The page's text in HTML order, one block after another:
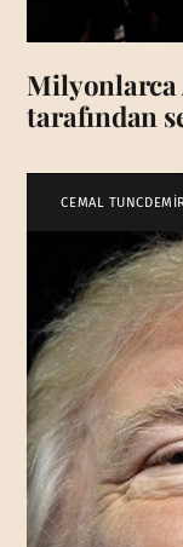
Milyonlarca
tarafından
CEMAL